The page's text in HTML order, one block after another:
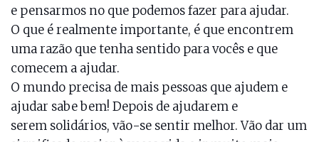
e pensarmos no que podemos fazer para ajudar.
O que é realmente importante, é que encontrem
uma razão que tenha sentido para vocês e que
comecem a ajudar.
O mundo precisa de mais pessoas que ajudem e
ajudar sabe bem! Depois de ajudarem e
serem solidários, vão-se sentir melhor. Vão dar um